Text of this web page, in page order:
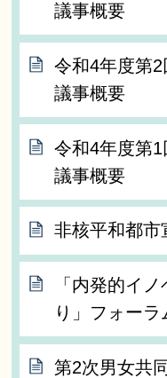
議事概要
令和4年度第
議事概要
令和4年度第
議事概要
非核平和都市
「内発的イ
り」フォーラ
第2次男女共